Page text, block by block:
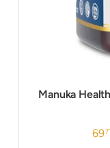
Manuka
69